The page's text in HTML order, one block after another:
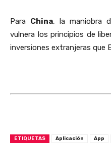
Para China, la maniobra
vulnera los principios de
inversiones extranjeras que
ETIQUETAS Aplicación App